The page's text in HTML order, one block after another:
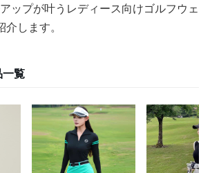
ップが叶うレディース向けゴルフウェ
します。
覧